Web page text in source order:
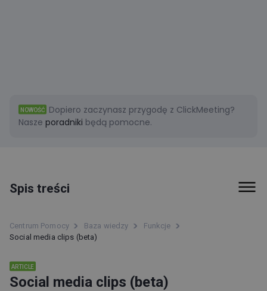
NOWOŚĆ
Dopiero zaczynasz przygodę z ClickMeeting?
Nasze poradniki będą pomocne.
Spis treści
Faktury i płatności
Social media clips (beta)
Centrum Pomocy Baza wiedzy
Funkcje
Social media clips (beta)
ARTICLE
Social media clips (beta)